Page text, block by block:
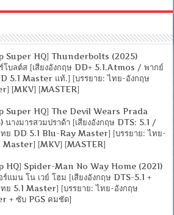
Super HQ] Thunderbolts (2025)
โบลต์ส [เสียงอังกฤษ DD+ 5.1.Atmos / พากย์
5.1 Master แท้.] [บรรยาย: ไทย-อังกฤษ
[MKV] [MASTER]
Super HQ] The Devil Wears Prada
นางมารสวมปราด้า [เสียงอังกฤษ DTS: 5.1 /
ย DD 5.1 Blu-Ray Master] [บรรยาย: ไทย-
Master] [MKV] [MASTER]
HQ] Spider-Man No Way Home (2021)
ร์แมน โน เวย์ โฮม [เสียงอังกฤษ DTS-5.1 +
ย 5.1 Master] [บรรยาย: ไทย-อังกฤษ
+ ซับ PGS คมชัด]